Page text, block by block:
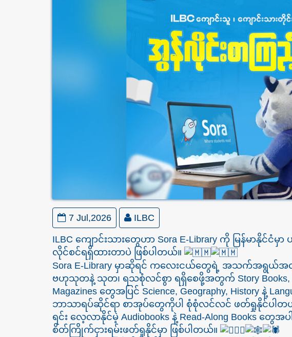
7 Jul,2026 ILBC
ILBC ကျောင်းသားတွေဟာ Sora E-Library ကို မြန်မာနိုင်ငံ
လိုင်စင်ရရှိထားတာပဲ ဖြစ်ပါတယ်။
Sora E-Library မှာဆိုရင် ကလေးငယ်တွေရဲ့ အသက်အရွယ်အလိုက်
ဗဟုသုတနဲ့ သုတ၊ ရသစုံလင်စွာ ရရှိစေဖို့အတွက် Story Books,
Magazines တွေအပြင် Science, Geography, History နဲ့
ဘာသာရပ်ဆိုင်ရာ စာအုပ်တွေကိုပါ စုံစုံလင်လင် ဖတ်ရှုနိုင်ပါတ
ရင်း လေ့လာနိုင်မဲ့ Audiobooks နဲ့ Read-Along Books တွေအ
စိတ်ကြိုက်ငှားရမ်းဖတ်ရှုနိုင်မှာ ဖြစ်ပါတယ်။